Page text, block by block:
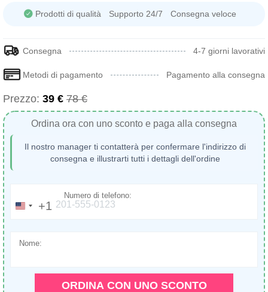
Prodotti di qualità Supporto 24/7 Consegna veloce
Consegna 4-7 giorni lavorativi
Metodi di pagamento Pagamento alla consegna
Prezzo: 39 € 78 €
Ordina ora con uno sconto e paga alla consegna
Il nostro manager ti contatterà per confermare l'indirizzo di
consegna e illustrarti tutti i dettagli dell'ordine
Numero di telefono:
States
+1
Nome:
ORDINA CON UNO SCONTO